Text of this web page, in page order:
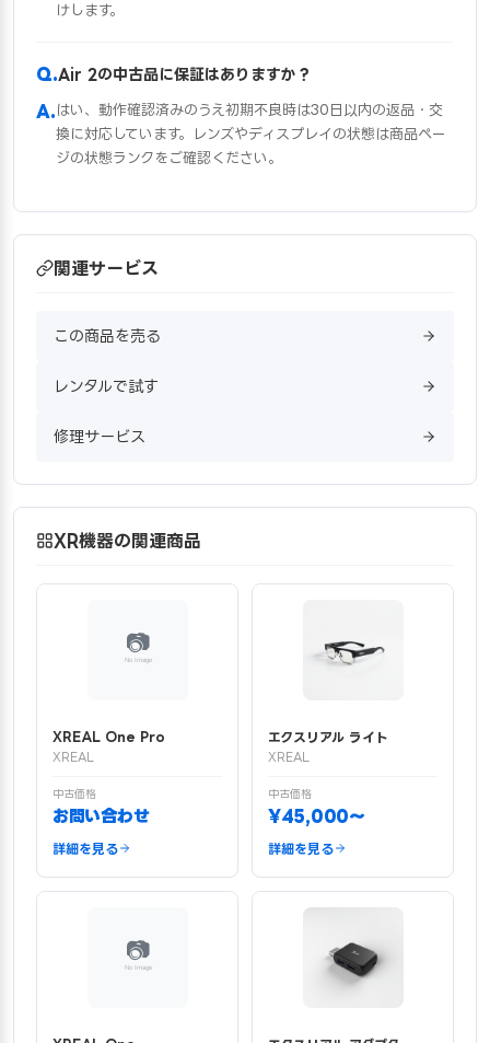
けします。
Air 2の中古品に保証はありますか？
はい、動作確認済みのうえ初期不良時は30日以内の返品・交
換に対応しています。レンズやディスプレイの状態は商品ペー
ジの状態ランクをご確認ください。
関連サービス
この商品を売る
レンタルで試す
修理サービス
XR機器の関連商品
XREAL One Pro
XREAL
中古価格
お問い合わせ
詳細を見る
エクスリアル ライト
XREAL
中古価格
¥45,000〜
詳細を見る